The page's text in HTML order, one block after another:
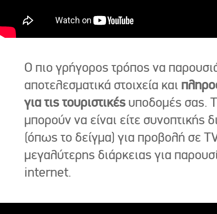
Ο πιο γρήγορος τρόπος να
αποτελεσματικά στοιχεία και
για τις τουριστικές υποδομές σας.
μπορούν να είναι είτε συνοπτικής
(όπως το δείγμα) για προβολή σε
μεγαλύτερης διάρκειας για
internet.